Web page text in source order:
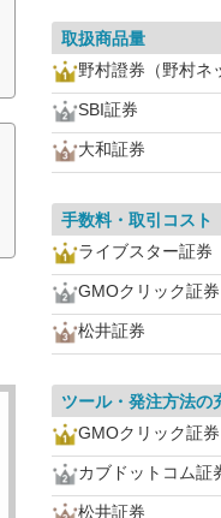
取扱商品量
野村證券（野村ネ
SBI証券
大和証券
手数料・取引コスト
ライブスター証券
GMOクリック証券
松井証券
ツール・発注方法の
GMOクリック証券
カブドットコム証
松井証券